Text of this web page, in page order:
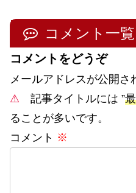
コメント一覧
コメントをどうぞ
メールアドレスが公開さ
⚠ 記事タイトルには ”
ることが多いです。
コメント ※